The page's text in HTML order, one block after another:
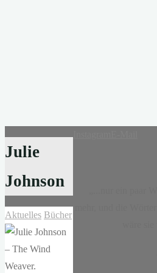
Julie
Johnson
Aktuelles Bücher